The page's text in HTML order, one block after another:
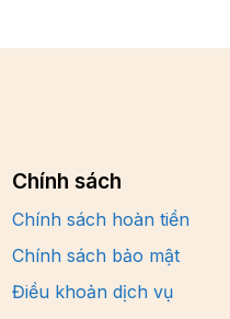
Chính sách
Chính sách hoàn tiền
Chính sách bảo mật
Điều khoản dịch vụ